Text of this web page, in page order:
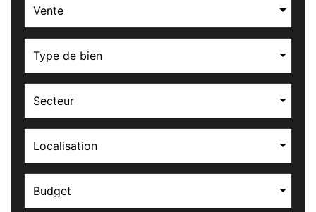
Vente
Type de bien
Secteur
Localisation
Budget